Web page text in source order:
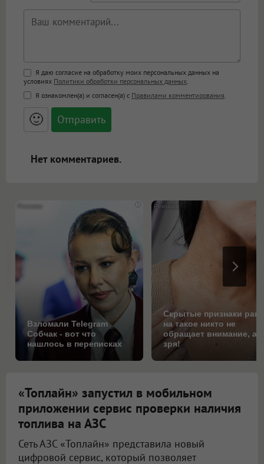
Поддержка HTML
<b>, <strong>, <u>, <i>, <em>, <s>, <big>,
<small>, <sup>, <sub>, <pre>, <ul>, <ol>, <li>,
<blockquote>, <code> экранирует HTML,
адреса URL автоматически становятся
ссылками, и [img]адрес[/img] будет
Я даю согласие на обработку моих персональных данных на
условиях Политики обработки персональных данных
Я ознакомлен(а) и согласен(а) с Правилами комментирования
🙂
Нет комментариев.
i
Взломали Telegram
Собчак - вот что
нашлось в переписках
Скрытые признаки
на такое никто не
обращает внимание, а
зря!
«Топлайн» запустил в мобильном
приложении сервис проверки наличия
топлива на АЗС
Сеть АЗС «Топлайн» представила новый
цифровой сервис, который позволяет